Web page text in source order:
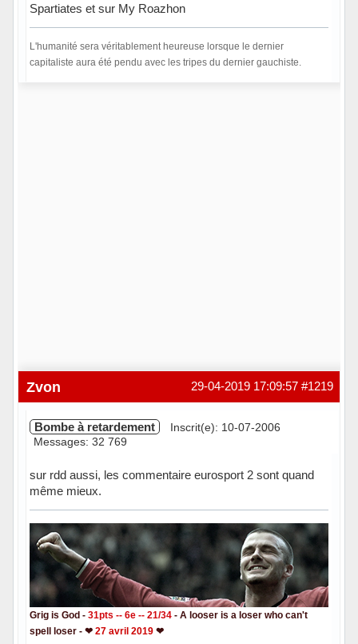
Spartiates et sur My Roazhon
L'humanité sera véritablement heureuse lorsque le dernier
capitaliste aura été pendu avec les tripes du dernier gauchiste.
#1219
29-04-2019 17:09:57
Zvon
Bombe à retardement
Inscrit(e): 10-07-2006
Messages: 32 769
sur rdd aussi, les commentaire eurosport 2 sont quand
même mieux.
Grig is God - 31pts -- 6e -- 21/34 - A looser is a loser who can't
spell loser - ❤ 27 avril 2019❤